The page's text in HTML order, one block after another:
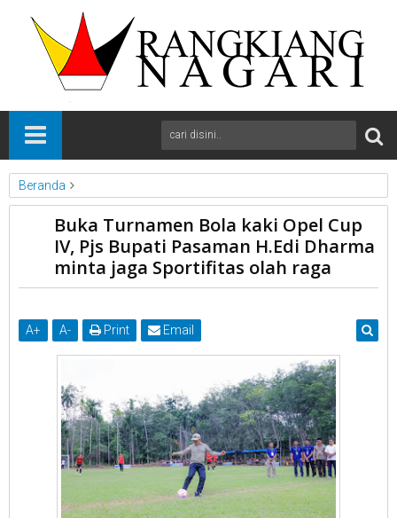
Beranda
News
Pasaman
Sumbar
Buka Turnamen Bola kaki Opel Cup IV, Pjs Bupati Pasaman H.Edi
Dharma minta jaga Sportifitas olah raga
Buka Turnamen Bola kaki Opel Cup
IV, Pjs Bupati Pasaman H.Edi Dharma
minta jaga Sportifitas olah raga
A+ A- Print Email